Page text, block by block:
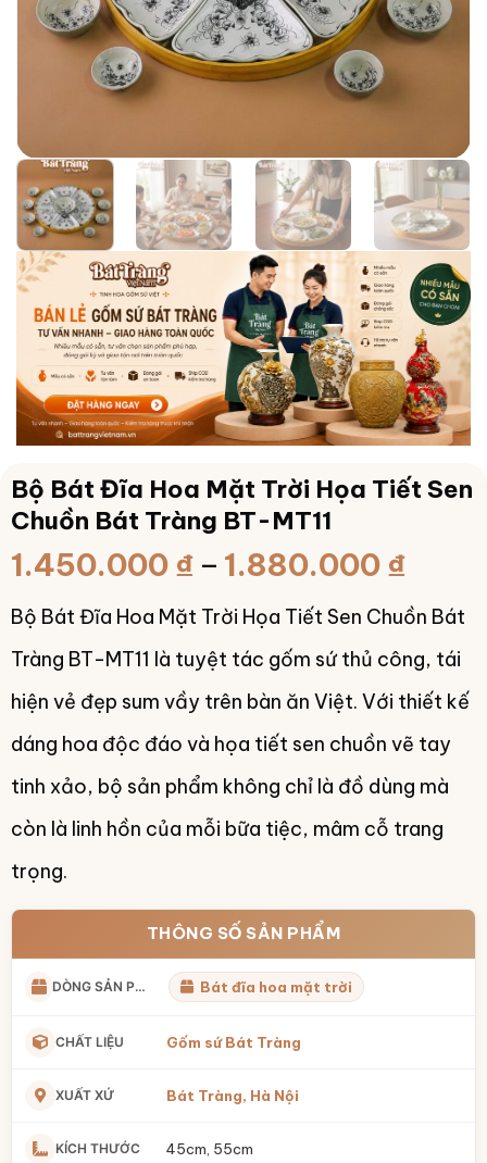
Bộ Bát Đĩa Hoa Mặt Trời Họa Tiết Sen
Chuồn Bát Tràng BT-MT11
1.450.000 ₫ – 1.880.000 ₫
từ
đến
Bộ Bát Đĩa Hoa Mặt Trời Họa Tiết Sen Chuồn Bát
Tràng BT-MT11 là tuyệt tác gốm sứ thủ công, tái
hiện vẻ đẹp sum vầy trên bàn ăn Việt. Với thiết kế
dáng hoa độc đáo và họa tiết sen chuồn vẽ tay
tinh xảo, bộ sản phẩm không chỉ là đồ dùng mà
còn là linh hồn của mỗi bữa tiệc, mâm cỗ trang
trọng.
THÔNG SỐ SẢN PHẨM
DÒNG SẢN PHẨM Bát đĩa hoa mặt trời
CHẤT LIỆU Gốm sứ Bát Tràng
XUẤT XỨ Bát Tràng, Hà Nội
KÍCH THƯỚC 45cm, 55cm